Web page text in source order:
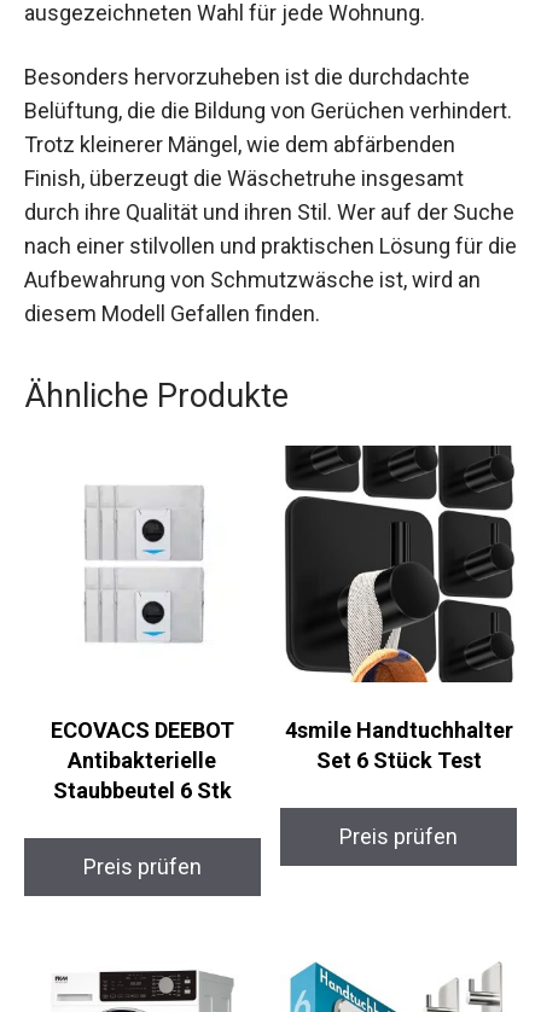
ausgezeichneten Wahl für jede Wohnung.
Besonders hervorzuheben ist die durchdachte
Belüftung, die die Bildung von Gerüchen verhindert.
Trotz kleinerer Mängel, wie dem abfärbenden
Finish, überzeugt die Wäschetruhe insgesamt
durch ihre Qualität und ihren Stil. Wer auf der Suche
nach einer stilvollen und praktischen Lösung für die
Aufbewahrung von Schmutzwäsche ist, wird an
diesem Modell Gefallen finden.
Ähnliche Produkte
ECOVACS DEEBOT
Antibakterielle
Staubbeutel 6 Stk
Preis prüfen
4smile Handtuchhalter
Set 6 Stück Test
Preis prüfen